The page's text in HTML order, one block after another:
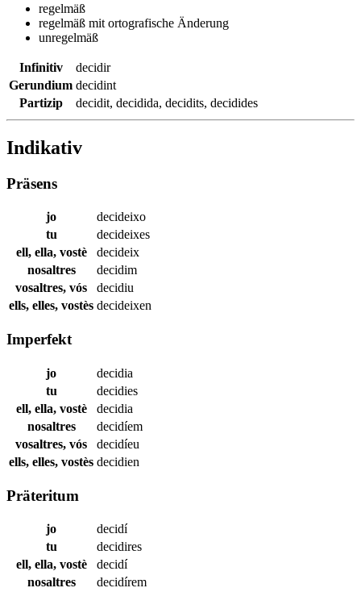
regelmäß
regelmäß mit ortografische Änderung
unregelmäß
Infinitiv
decidir
Gerundium decidint
Partizip
decidit, decidida, decidits, decidides
Indikativ
Präsens
jo
decideixo
tu
decideixes
ell, ella, vostè
decideix
nosaltres
decidim
vosaltres, vós
decidiu
ells, elles, vostès decideixen
Imperfekt
jo
decidia
tu
decidies
ell, ella, vostè
decidia
nosaltres
decidíem
vosaltres, vós
decidíeu
ells, elles, vostès decidien
Präteritum
jo
decidí
tu
decidires
ell, ella, vostè
decidí
nosaltres
decidírem